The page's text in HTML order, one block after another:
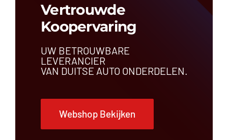
Vertrouwde
Koopervaring
UW BETROUWBARE
LEVERANCIER
VAN DUITSE AUTO ONDERDELEN.
Webshop Bekijken